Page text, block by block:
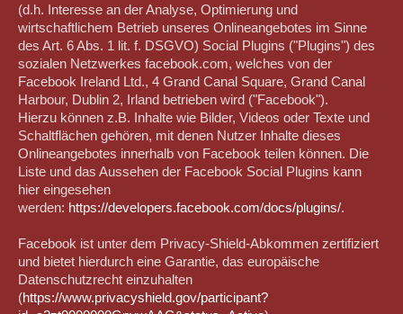
(d.h. Interesse an der Analyse, Optimierung und
wirtschaftlichem Betrieb unseres Onlineangebotes im Sinne
des Art. 6 Abs. 1 lit. f. DSGVO) Social Plugins ("Plugins") des
sozialen Netzwerkes facebook.com, welches von der
Facebook Ireland Ltd., 4 Grand Canal Square, Grand Canal
Harbour, Dublin 2, Irland betrieben wird ("Facebook").
Hierzu können z.B. Inhalte wie Bilder, Videos oder Texte und
Schaltflächen gehören, mit denen Nutzer Inhalte dieses
Onlineangebotes innerhalb von Facebook teilen können. Die
Liste und das Aussehen der Facebook Social Plugins kann
hier eingesehen
werden: https://developers.facebook.com/docs/plugins/.
Facebook ist unter dem Privacy-Shield-Abkommen zertifiziert
und bietet hierdurch eine Garantie, das europäische
Datenschutzrecht einzuhalten
(https://www.privacyshield.gov/participant?